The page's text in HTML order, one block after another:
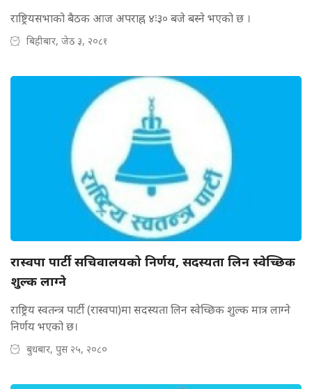
राष्ट्रियसभाको बैठक आज अपराह्न ४ः३० बजे बस्ने भएको छ ।
बिहीबार, जेठ ३, २०८१
रास्वपा पार्टी सचिवालयको निर्णय, सदस्यता लिन स्वेच्छिक
शुल्क लाग्ने
राष्ट्रिय स्वतन्त्र पार्टी (रास्वपा)मा सदस्यता लिन स्वेच्छिक शुल्क मात्र लाग्ने
निर्णय भएको छ।
बुधबार, पुस २५, २०८०